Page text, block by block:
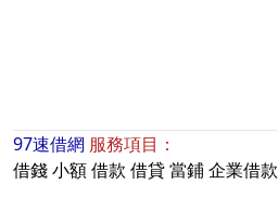
97速借網 服務項目：
借錢小額借款 借貸當鋪企業借款